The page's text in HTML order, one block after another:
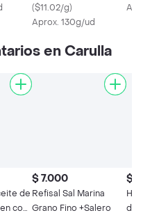
($11.02/g)
Aprox. 130g/ud
en Carulla
de
con
$ 7.000
Refisal Sal Marina
Grano Fino +Salero
$
de